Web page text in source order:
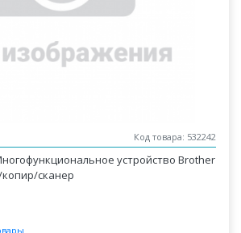
Код товара: 532242
устройство Brother
копир/сканер